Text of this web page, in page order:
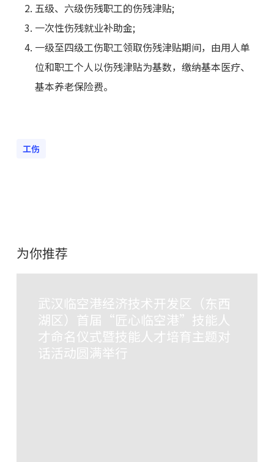
五级、六级伤残职工的伤残津贴;
一次性伤残就业补助金;
一级至四级工伤职工领取伤残津贴期间，由用人单
位和职工个人以伤残津贴为基数，缴纳基本医疗、
基本养老保险费。
工伤
为你推荐
武汉临空港经济技术开发区（东西
湖区）首届“匠心临空港”技能人
才命名仪式暨技能人才培育主题对
话活动圆满举行